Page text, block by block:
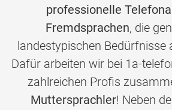
professionelle
Fremdsprachen, die
landestypischen Bedürfnisse
Dafür arbeiten wir bei 1a-
zahlreichen Profis
Muttersprachler! Neben